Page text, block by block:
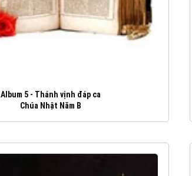
Album 5 - Thánh vịnh đáp ca
Chúa Nhật Năm B